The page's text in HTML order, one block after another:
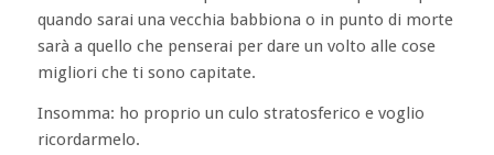
quando sarai una vecchia babbiona o in punto di morte
sarà a quello che penserai per dare un volto alle cose
migliori che ti sono capitate.
Insomma: ho proprio un culo stratosferico e voglio
ricordarmelo.